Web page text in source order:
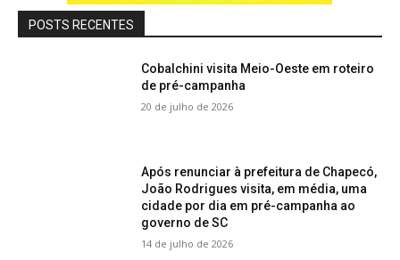
POSTS RECENTES
Cobalchini visita Meio-Oeste em roteiro
de pré-campanha
20 de julho de 2026
Após renunciar à prefeitura de Chapecó,
João Rodrigues visita, em média, uma
cidade por dia em pré-campanha ao
governo de SC
14 de julho de 2026